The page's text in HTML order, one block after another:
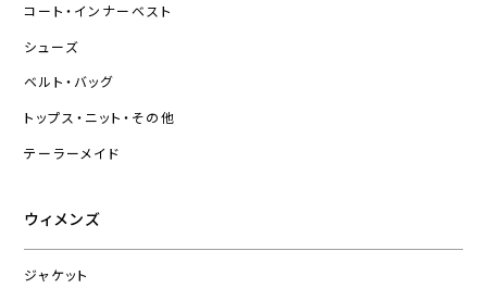
コート・インナーベスト
シューズ
ベルト・バッグ
トップス・ニット・その他
テーラーメイド
ウィメンズ
ジャケット